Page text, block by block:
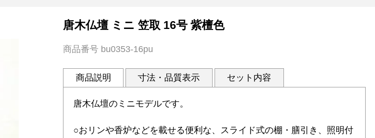
唐木仏壇 ミニ 笠取 16号 紫檀色
商品番号 bu0353-16pu
商品説明 寸法・品質表示 セット内容
唐木仏壇のミニモデルです。
○おリンや香炉などを載せる便利な、スライド式の棚・膳引き、照明付